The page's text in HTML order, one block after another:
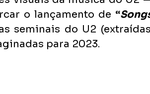
o lançamento de “
seminais do U2
para 2023.